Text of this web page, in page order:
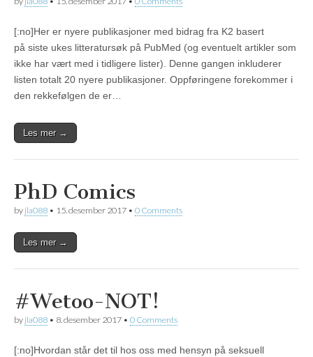
[:no]Her er nyere publikasjoner med bidrag fra K2 basert
på siste ukes litteratursøk på PubMed (og eventuelt artikler som
ikke har vært med i tidligere lister). Denne gangen inkluderer
listen totalt 20 nyere publikasjoner. Oppføringene forekommer i
den rekkefølgen de er…
Les mer →
PhD Comics
by jla088 • 15. desember 2017 • 0 Comments
Les mer →
#Wetoo-NOT!
by jla088 • 8. desember 2017 • 0 Comments
[:no]Hvordan står det til hos oss med hensyn på seksuell